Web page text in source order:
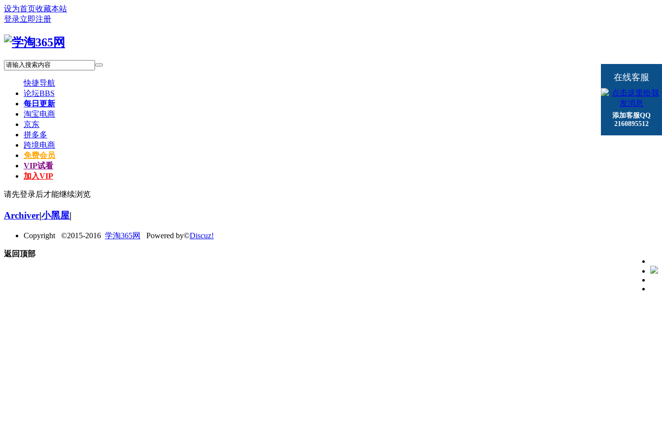
设为首页收藏本站
登录立即注册
快捷导航
论坛BBS
每日更新
淘宝电商
京东
拼多多
跨境电商
免费会员
VIP试看
加入VIP
请先登录后才能继续浏览
在线客服
添加客服QQ
2160895512
Archiver|小黑屋|
Copyright ©2015-2016 学淘365网 Powered by©Discuz!
返回顶部